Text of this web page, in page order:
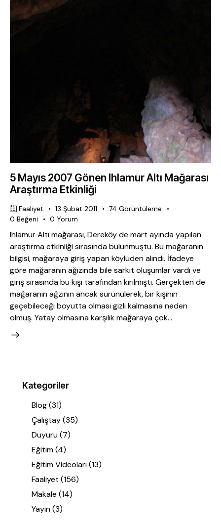
5 Mayıs 2007 Gönen Ihlamur Altı Mağarası
Araştırma Etkinliği
Faaliyet 13 Şubat 2011 74 Görüntüleme
0 Beğeni 0 Yorum
Ihlamur Altı mağarası, Dereköy de mart ayında yapılan
araştırma etkinliği sırasında bulunmuştu. Bu mağaranın
bilgisi, mağaraya giriş yapan köylüden alındı. İfadeye
göre mağaranın ağızında bile sarkıt oluşumlar vardı ve
giriş sırasında bu kişi tarafından kırılmıştı. Gerçekten de
mağaranın ağzının ancak sürünülerek, bir kişinin
geçebileceği boyutta olması gizli kalmasına neden
olmuş. Yatay olmasına karşılık mağaraya çok…
Kategoriler
Blog(31)
Çalıştay(35)
Duyuru(7)
Eğitim(4)
Eğitim Videoları(13)
Faaliyet (156)
Makale (14)
Yayın(3)